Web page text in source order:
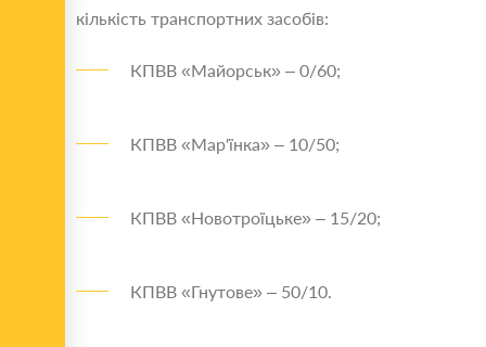
кількість транспортних засобів:
КПВВ «Майорськ» – 0/60;
КПВВ «Мар'їнка» – 10/50;
КПВВ «Новотроїцьке» – 15/20;
КПВВ «Гнутове» – 50/10.